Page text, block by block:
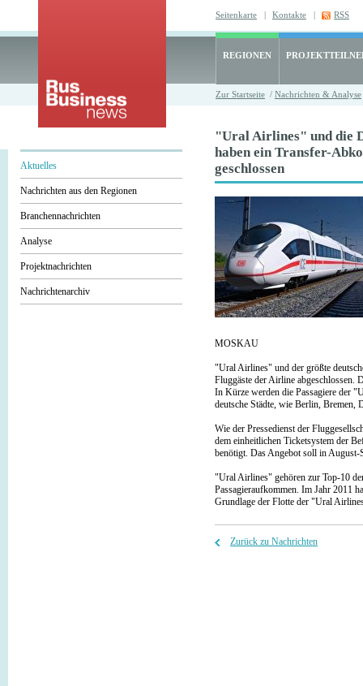
Seitenkarte | Kontakte | RSS
REGIONEN
Zur Startseite / Nachrichten & Analyse
Aktuelles
Nachrichten aus den Regionen
Branchennachrichten
Analyse
Projektnachrichten
Nachrichtenarchiv
"Ural Airlines" und die
haben ein Transfer-
geschlossen
MOSKAU
"Ural Airlines" und der größte
Fluggäste der Airline
In Kürze werden die Passagiere der
deutsche Städte, wie Berlin, Bremen,
Wie der Pressedienst der
dem einheitlichen Ticketsystem der
benötigt. Das Angebot soll in August-
"Ural Airlines" gehören zur Top-10
Passagieraufkommen. Im Jahr 2011
Grundlage der Flotte der "Ural
Zurück zu Nachrichten